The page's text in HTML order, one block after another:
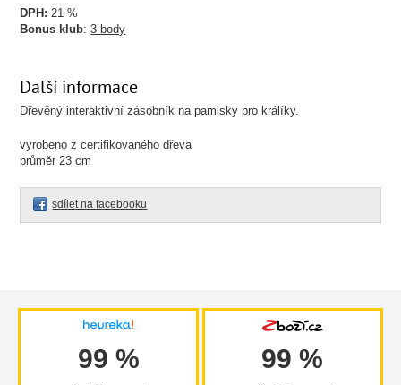
DPH: 21 %
Bonus klub:3 body
Další informace
Dřevěný interaktivní zásobník na pamlsky pro králíky.
vyrobeno z certifikovaného dřeva
průměr 23 cm
sdílet na facebooku
99 % 99 %